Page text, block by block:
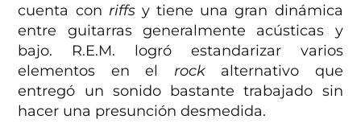
cuenta con riffs y tiene una gran dinámica
entre guitarras generalmente acústicas y
bajo. R.E.M. logró estandarizar varios
elementos en el rock alternativo que
entregó un sonido bastante trabajado sin
hacer una presunción desmedida.